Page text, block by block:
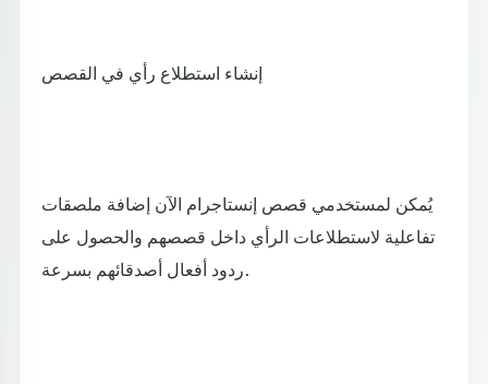
إنشاء استطلاع رأي في القصص
يُمكن لمستخدمي قصص إنستاجرام الآن إضافة ملصقات
تفاعلية لاستطلاعات الرأي داخل قصصهم والحصول على
ردود أفعال أصدقائهم بسرعة.